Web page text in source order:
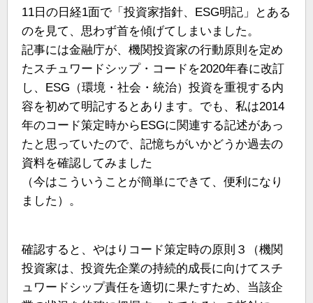
11日の日経1面で「投資家指針、ESG明記」とある
のを見て、思わず首を傾げてしまいました。
記事には金融庁が、機関投資家の行動原則を定め
たスチュワードシップ・コードを2020年春に改訂
し、ESG（環境・社会・統治）投資を重視する内
容を初めて明記するとあります。でも、私は2014
年のコード策定時からESGに関連する記述があっ
たと思っていたので、記憶ちがいかどうか過去の
資料を確認してみました
（今はこういうことが簡単にできて、便利になり
ました）。
確認すると、やはりコード策定時の原則３（機関
投資家は、投資先企業の持続的成長に向けてスチ
ュワードシップ責任を適切に果たすため、当該企